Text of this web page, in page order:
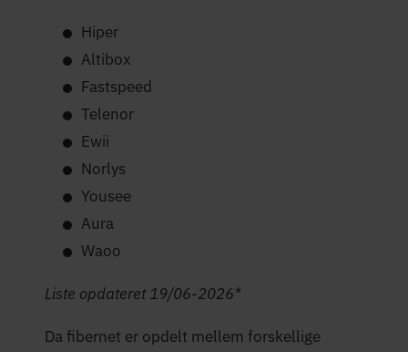
Hiper
Altibox
Fastspeed
Telenor
Ewii
Norlys
Yousee
Aura
Waoo
Liste opdateret 19/06-2026*
Da fibernet er opdelt mellem forskellige